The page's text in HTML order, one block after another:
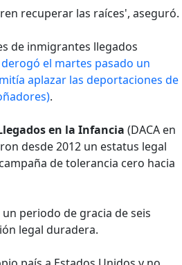
recuperar las raíces', aseguró.
de inmigrantes llegados
derogó el martes pasado un
aplazar las deportaciones de
.
en la Infancia (DACA en
desde 2012 un estatus legal
de tolerancia cero hacia
periodo de gracia de seis
legal duradera.